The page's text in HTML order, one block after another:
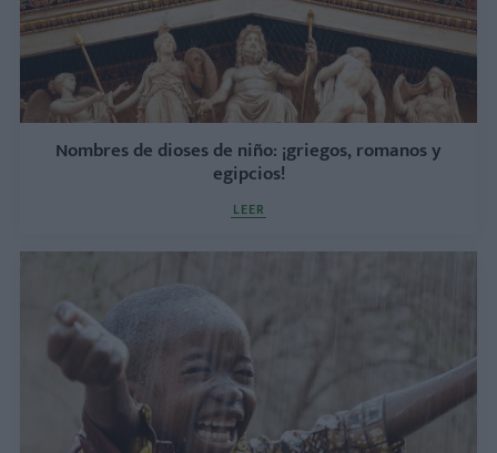
Nombres de dioses de niño: ¡griegos, romanos y
egipcios!
LEER